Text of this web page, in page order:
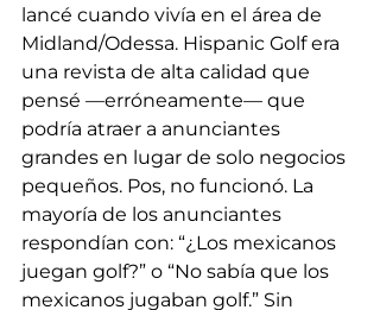
lancé cuando vivía en el área de
Midland/Odessa. Hispanic Golf era
una revista de alta calidad que
pensé —erróneamente— que
podría atraer a anunciantes
grandes en lugar de solo negocios
pequeños. Pos, no funcionó. La
mayoría de los anunciantes
respondían con: “¿Los mexicanos
juegan golf?” o “No sabía que los
mexicanos jugaban golf.” Sin